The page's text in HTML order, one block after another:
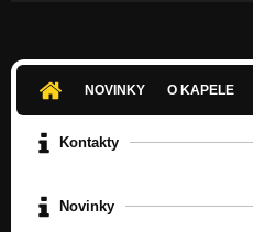
NOVINKY O KAPELE
Kontakty
Novinky